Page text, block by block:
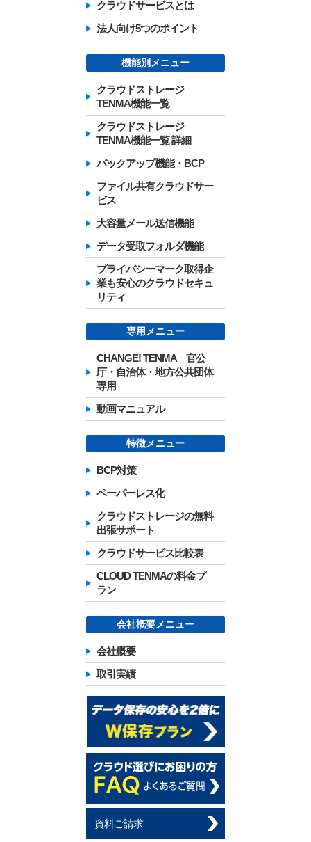
クラウドサービスとは
法人向け5つのポイント
機能別メニュー
クラウドストレージ
TENMA機能一覧
クラウドストレージ
TENMA機能一覧 詳細
バックアップ機能・BCP
ファイル共有クラウドサー
ビス
大容量メール送信機能
データ受取フォルダ機能
プライバシーマーク取得企
業も安心のクラウドセキュ
リティ
専用メニュー
CHANGE! TENMA 官公
庁・自治体・地方公共団体
専用
動画マニュアル
特徴メニュー
BCP対策
ペーパーレス化
クラウドストレージの無料
出張サポート
クラウドサービス比較表
CLOUD TENMAの料金プ
ラン
会社概要メニュー
会社概要
取引実績
資料ご請求